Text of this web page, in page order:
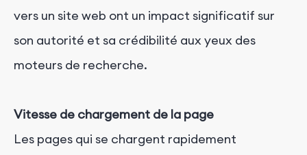
vers un site web ont un impact significatif sur
son autorité et sa crédibilité aux yeux des
moteurs de recherche.
Vitesse de chargement de la page
Les pages qui se chargent rapidement